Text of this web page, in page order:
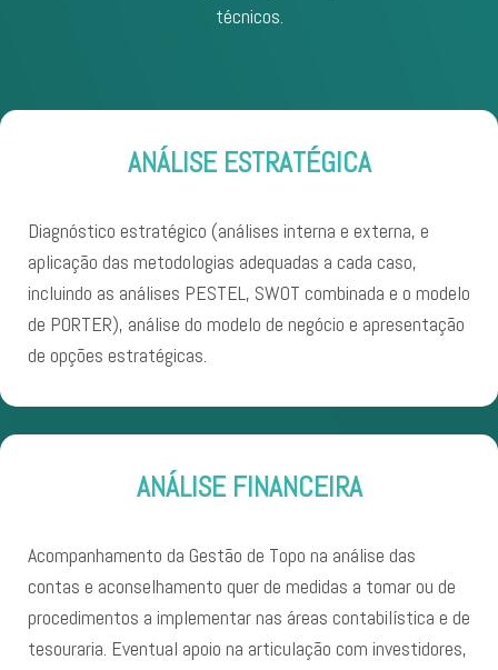
técnicos.
ANÁLISE ESTRATÉGICA
Diagnóstico estratégico (análises interna e externa, e
aplicação das metodologias adequadas a cada caso,
incluindo as análises PESTEL, SWOT combinada e o modelo
de PORTER), análise do modelo de negócio e apresentação
de opções estratégicas.
ANÁLISE FINANCEIRA
Acompanhamento da Gestão de Topo na análise das
contas e aconselhamento quer de medidas a tomar ou de
procedimentos a implementar nas áreas contabilística e de
tesouraria. Eventual apoio na articulação com investidores,